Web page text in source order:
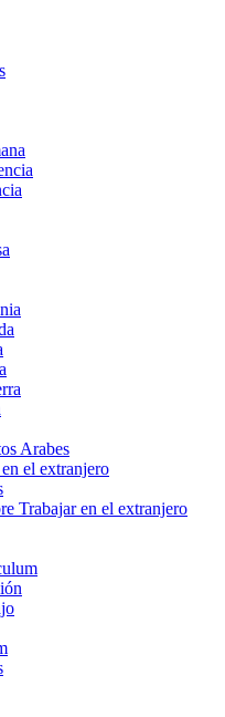
Arabes
el extranjero
Trabajar en el extranjero